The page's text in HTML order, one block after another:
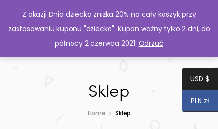
Sklep
Home Sklep
Z okazji Dnia dziecka zniżka 20% na cały koszyk przy
zastosowaniu kuponu "dziecko". Kupon ważny tylko 2 dni, do
północy 2 czerwca 2021. Odrzuć
USD $
PLN zł